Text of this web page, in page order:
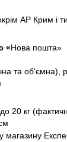
АР Крим і
«Нова пошта»
та об'ємна),
20 кг